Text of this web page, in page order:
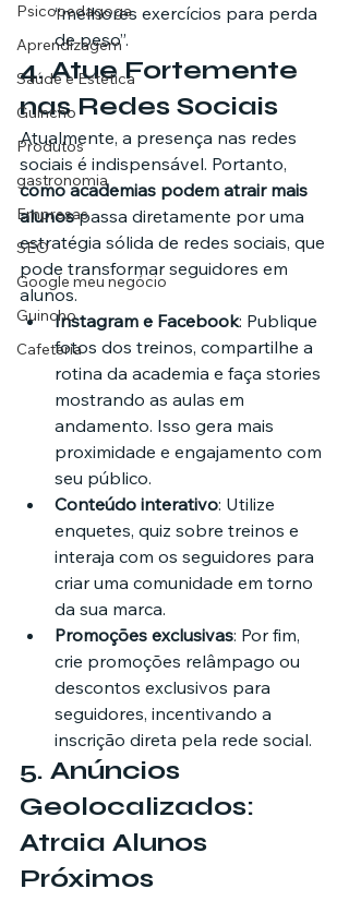
Psicopedagoga
Aprendizagem
Saúde e Estética
Guincho
Produtos
gastronomia
Empresas
SEO
Google meu negócio
Guincho
Cafeteria
“melhores exercícios para perda
de peso”.
4. Atue Fortemente
nas Redes Sociais
Atualmente, a presença nas redes
sociais é indispensável. Portanto,
como academias podem atrair mais
alunos passa diretamente por uma
estratégia sólida de redes sociais, que
pode transformar seguidores em
alunos.
Instagram e Facebook: Publique
fotos dos treinos, compartilhe a
rotina da academia e faça stories
mostrando as aulas em
andamento. Isso gera mais
proximidade e engajamento com
seu público.
Conteúdo interativo: Utilize
enquetes, quiz sobre treinos e
interaja com os seguidores para
criar uma comunidade em torno
da sua marca.
Promoções exclusivas: Por fim,
crie promoções relâmpago ou
descontos exclusivos para
seguidores, incentivando a
inscrição direta pela rede social.
5. Anúncios
Geolocalizados:
Atraia Alunos
Próximos